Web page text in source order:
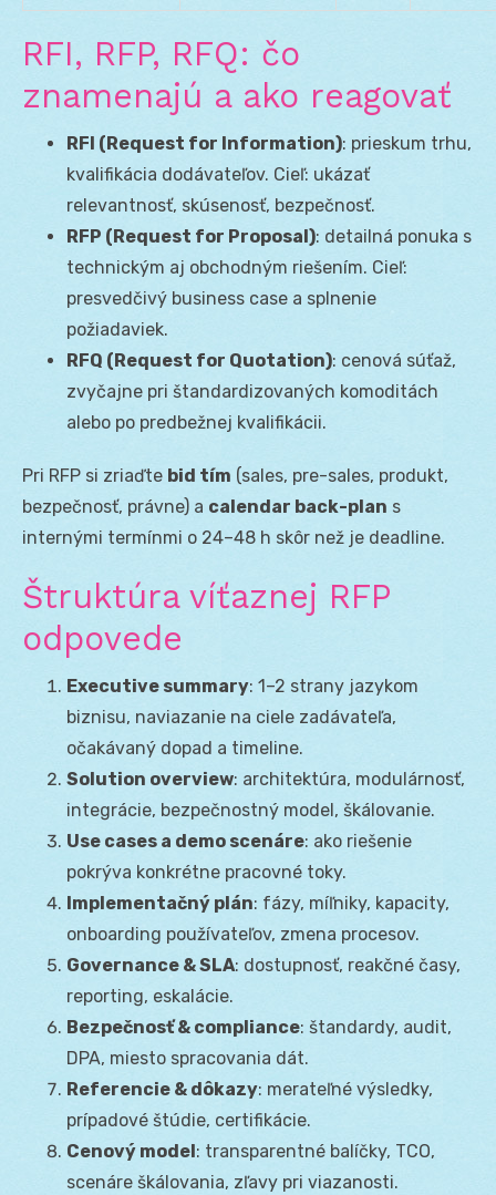
RFI, RFP, RFQ: čo
znamenajú a ako reagovať
RFI (Request for Information): prieskum trhu,
kvalifikácia dodávateľov. Cieľ: ukázať
relevantnosť, skúsenosť, bezpečnosť.
RFP (Request for Proposal): detailná ponuka s
technickým aj obchodným riešením. Cieľ:
presvedčivý business case a splnenie
požiadaviek.
RFQ (Request for Quotation): cenová súťaž,
zvyčajne pri štandardizovaných komoditách
alebo po predbežnej kvalifikácii.
Pri RFP si zriaďte bid tím (sales, pre-sales, produkt,
bezpečnosť, právne) a calendar back-plan s
internými termínmi o 24–48 h skôr než je deadline.
Štruktúra víťaznej RFP
odpovede
Executive summary: 1–2 strany jazykom
biznisu, naviazanie na ciele zadávateľa,
očakávaný dopad a timeline.
Solution overview: architektúra, modulárnosť,
integrácie, bezpečnostný model, škálovanie.
Use cases a demo scenáre: ako riešenie
pokrýva konkrétne pracovné toky.
Implementačný plán: fázy, míľniky, kapacity,
onboarding používateľov, zmena procesov.
Governance & SLA: dostupnosť, reakčné časy,
reporting, eskalácie.
Bezpečnosť & compliance: štandardy, audit,
DPA, miesto spracovania dát.
Referencie & dôkazy: merateľné výsledky,
prípadové štúdie, certifikácie.
Cenový model: transparentné balíčky, TCO,
scenáre škálovania, zľavy pri viazanosti.